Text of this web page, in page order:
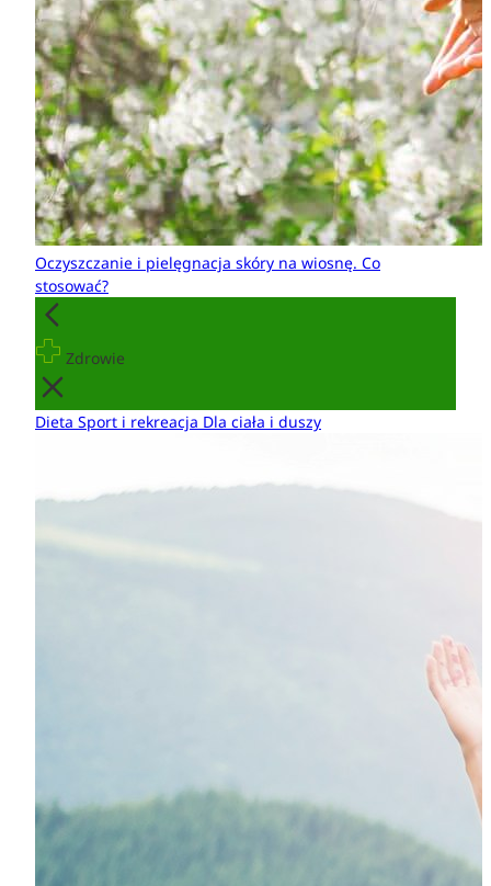
Oczyszczanie i pielęgnacja skóry na wiosnę. Co
stosować?
Zdrowie
Dieta Sport i rekreacja Dla ciała i duszy